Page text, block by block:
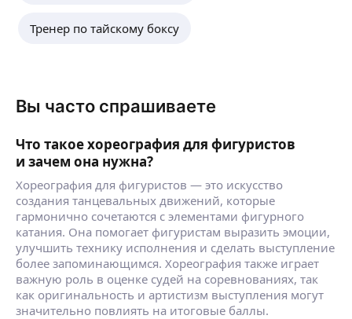
Тренер по тайскому боксу
Вы часто спрашиваете
Что такое хореография для фигуристов
и зачем она нужна?
Хореография для фигуристов — это искусство
создания танцевальных движений, которые
гармонично сочетаются с элементами фигурного
катания. Она помогает фигуристам выразить эмоции,
улучшить технику исполнения и сделать выступление
более запоминающимся. Хореография также играет
важную роль в оценке судей на соревнованиях, так
как оригинальность и артистизм выступления могут
значительно повлиять на итоговые баллы.